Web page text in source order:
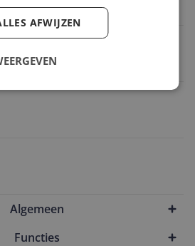
Aansluitingen
Algemeen
Functies
AFWIJZEN